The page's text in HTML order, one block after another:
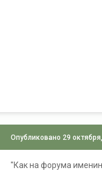
Опубликовано 29
"Как на форума